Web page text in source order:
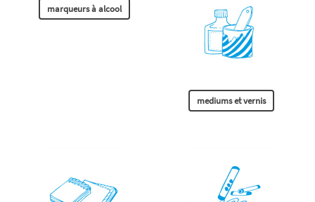
marqueurs à alcool
mediums et vernis